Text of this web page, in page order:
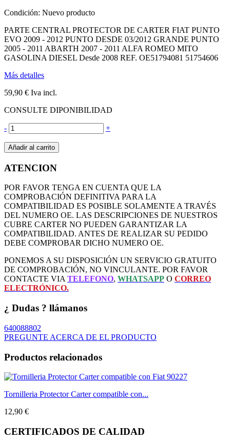
Condición: Nuevo producto
PARTE CENTRAL PROTECTOR DE CARTER FIAT PUNTO
EVO 2009 - 2012 PUNTO DESDE 03/2012 GRANDE PUNTO
2005 - 2011 ABARTH 2007 - 2011 ALFA ROMEO MITO
GASOLINA DIESEL Desde 2008 REF. OE51794081 51754606
Más detalles
59,90 € Iva incl.
CONSULTE DIPONIBILIDAD
- +
Añadir al carrito
ATENCION
POR FAVOR TENGA EN CUENTA QUE LA
COMPROBACIÓN DEFINITIVA PARA LA
COMPATIBILIDAD ES POSIBLE SOLAMENTE A TRAVÉS
DEL NUMERO OE. LAS DESCRIPCIONES DE NUESTROS
CUBRE CARTER NO PUEDEN GARANTIZAR LA
COMPATIBILIDAD. ANTES DE REALIZAR SU PEDIDO
DEBE COMPROBAR DICHO NUMERO OE.
PONEMOS A SU DISPOSICIÓN UN SERVICIO GRATUITO
DE COMPROBACIÓN, NO VINCULANTE. POR FAVOR
CONTACTE VIATELEFONO, WHATSAPP O CORREO
ELECTRÓNICO.
¿ Dudas ? llámanos
640088802
PREGUNTE ACERCA DE EL PRODUCTO
Productos relacionados
Tornilleria Protector Carter compatible con...
12,90 €
CERTIFICADOS DE CALIDAD